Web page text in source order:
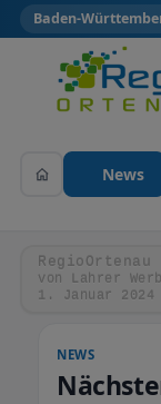
Baden-
News
RegioOrtenau
von Lahrer
1. Januar 2024
NEWS